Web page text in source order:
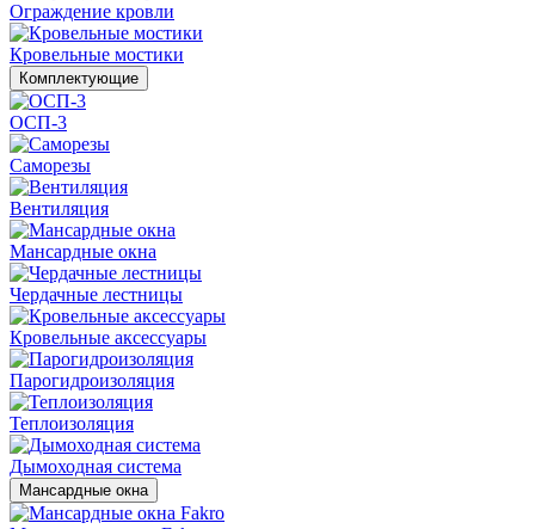
Ограждение кровли
Кровельные мостики
Комплектующие
ОСП-3
Саморезы
Вентиляция
Мансардные окна
Чердачные лестницы
Кровельные аксессуары
Парогидроизоляция
Теплоизоляция
Дымоходная система
Мансардные окна